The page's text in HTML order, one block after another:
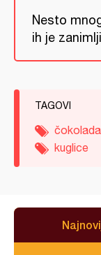
Nesto
ih je
TAGOVI
čokolada
kuglice